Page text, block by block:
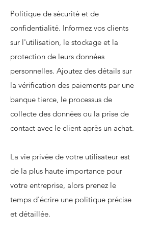
Politique de sécurité et de
confidentialité. Informez vos clients
sur l'utilisation, le stockage et la
protection de leurs données
personnelles. Ajoutez des détails sur
la vérification des paiements par une
banque tierce, le processus de
collecte des données ou la prise de
contact avec le client après un achat.
La vie privée de votre utilisateur est
de la plus haute importance pour
votre entreprise, alors prenez le
temps d'écrire une politique précise
et détaillée.